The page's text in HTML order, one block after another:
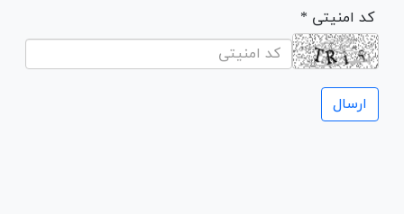
* کد امنیتی